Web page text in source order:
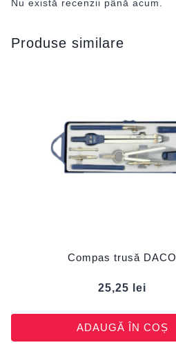
Nu există recenzii până acum.
Produse similare
Compas trusă DACO
25,25 lei
ADAUGĂ ÎN COȘ